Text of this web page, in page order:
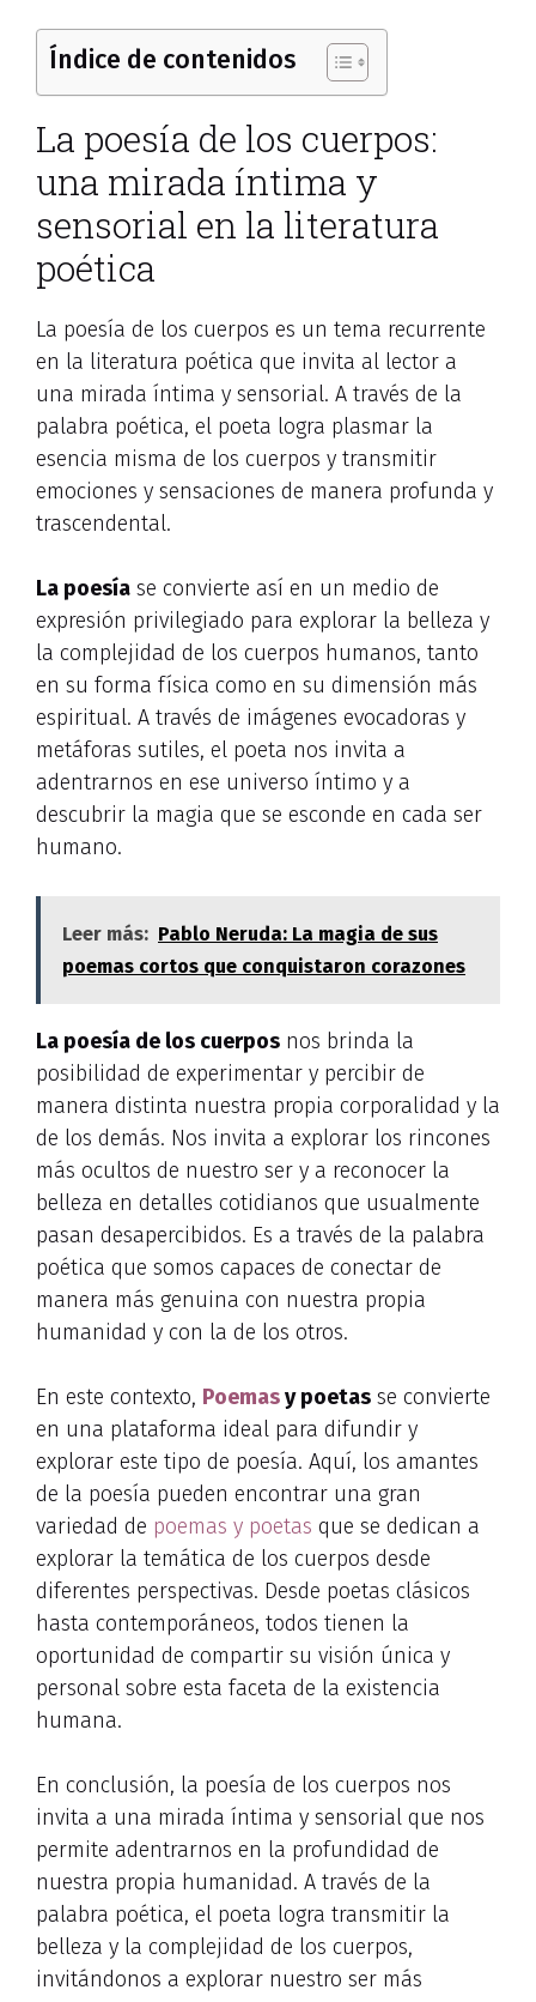
Índice de contenidos
La poesía de los cuerpos:
una mirada íntima y
sensorial en la literatura
poética
La poesía de los cuerpos es un tema recurrente
en la literatura poética que invita al lector a
una mirada íntima y sensorial. A través de la
palabra poética, el poeta logra plasmar la
esencia misma de los cuerpos y transmitir
emociones y sensaciones de manera profunda y
trascendental.
La poesía se convierte así en un medio de
expresión privilegiado para explorar la belleza y
la complejidad de los cuerpos humanos, tanto
en su forma física como en su dimensión más
espiritual. A través de imágenes evocadoras y
metáforas sutiles, el poeta nos invita a
adentrarnos en ese universo íntimo y a
descubrir la magia que se esconde en cada ser
humano.
Leer más: Pablo Neruda: La magia de sus
poemas cortos que conquistaron corazones
La poesía de los cuerpos nos brinda la
posibilidad de experimentar y percibir de
manera distinta nuestra propia corporalidad y la
de los demás. Nos invita a explorar los rincones
más ocultos de nuestro ser y a reconocer la
belleza en detalles cotidianos que usualmente
pasan desapercibidos. Es a través de la palabra
poética que somos capaces de conectar de
manera más genuina con nuestra propia
humanidad y con la de los otros.
En este contexto, Poemasy poetas se convierte
en una plataforma ideal para difundir y
explorar este tipo de poesía. Aquí, los amantes
de la poesía pueden encontrar una gran
variedad de poemas y poetas que se dedican a
explorar la temática de los cuerpos desde
diferentes perspectivas. Desde poetas clásicos
hasta contemporáneos, todos tienen la
oportunidad de compartir su visión única y
personal sobre esta faceta de la existencia
humana.
En conclusión, la poesía de los cuerpos nos
invita a una mirada íntima y sensorial que nos
permite adentrarnos en la profundidad de
nuestra propia humanidad. A través de la
palabra poética, el poeta logra transmitir la
belleza y la complejidad de los cuerpos,
invitándonos a explorar nuestro ser más